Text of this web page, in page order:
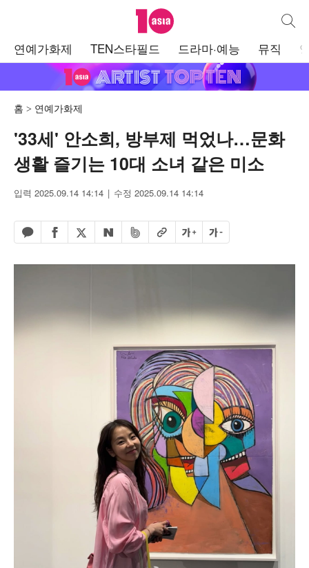
텐아시아 통합
연예가화제 TEN스타필드 드라마·예능 뮤직
홈 연예가화제
'33세' 안소희, 방부제 먹었나…문화
생활 즐기는 10대 소녀 같은 미소
입력 2025.09.14 14:14 수정 2025.09.14 14:14
카카오톡 공유하기
페이스북 공유하기
엑스 공유하기
네이버 공유하기
밴드 공유하기
URL복사글자 크게글자 작게